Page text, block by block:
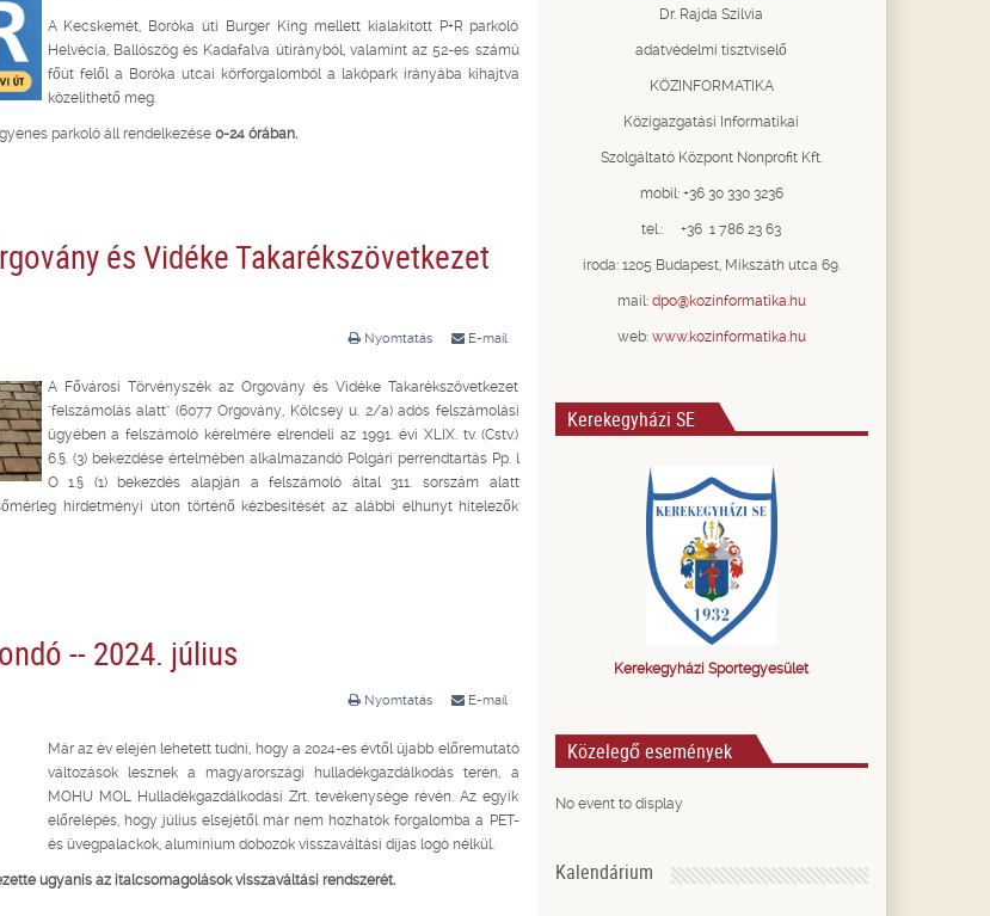
A Kecskemét, Boróka úti Burger King mellett kialakított P+R parkoló
Helvécia, Ballószög és Kadafalva útirányból, valamint az 52-es számú
főút felől a Boróka utcai körforgalomból a lakópark irányába kihajtva
közelíthető meg.
parkoló áll rendelkezése0-24 órában.
és Vidéke Takarékszövetkezet
Nyomtatás E-mail
A Fővárosi Törvényszék az Orgovány és Vidéke Takarékszövetkezet
"felszámolás alatt" (6077 Orgovány, Kölcsey u. 2/a) adós felszámolási
ügyében a felszámoló kérelmére elrendeli az 1991. évi XLIX. tv. (Cstv.)
6.§. (3) bekezdése értelmében alkalmazandó Polgári perrendtartás Pp. l
O 1.§ (1) bekezdés alapján a felszámoló által 311. sorszám alatt
hirdetményi úton történő kézbesítését az alábbi elhunyt hitelezők
-- 2024. július
Nyomtatás E-mail
Már az év elején lehetett tudni, hogy a 2024-es évtől újabb előremutató
változások lesznek a magyarországi hulladékgazdálkodás terén, a
MOHU MOL Hulladékgazdálkodási Zrt. tevékenysége révén. Az egyik
előrelépés, hogy július elsejétől már nem hozhatók forgalomba a PET-
és üvegpalackok, alumínium dobozok visszaváltási díjas logó nélkül.
ugyanis az italcsomagolások visszaváltási rendszerét.
Dr. Rajda Szilvia
adatvédelmi tisztviselő
KÖZINFORMATIKA
Közigazgatási Informatikai
Szolgáltató Központ Nonprofit Kft.
mobil: +36 30 330 3236
tel.: +36 1 786 23 63
iroda: 1205 Budapest, Mikszáth utca 69.
mail: dpo@kozinformatika.hu
web: www.kozinformatika.hu
Kerekegyházi SE
Kerekegyházi Sportegyesület
Közelegő események
No event to display
Kalendárium